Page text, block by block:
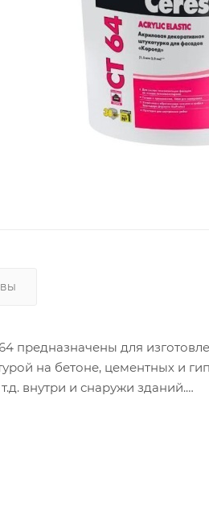
предназначены для
на бетоне, цементных и
внутри и снаружи зданий.